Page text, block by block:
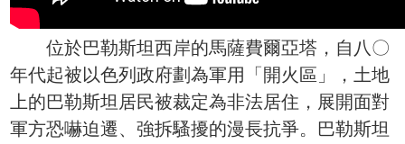
位於巴勒斯坦西岸的馬薩費爾亞塔，自八〇
年代起被以色列政府劃為軍用「開火區」，土地
上的巴勒斯坦居民被裁定為非法居住，展開面對
軍方恐嚇迫遷、強拆騷擾的漫長抗爭。巴勒斯坦